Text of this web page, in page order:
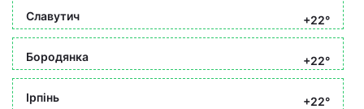
Славутич +22°
Бородянка +22°
Ірпінь
+22°